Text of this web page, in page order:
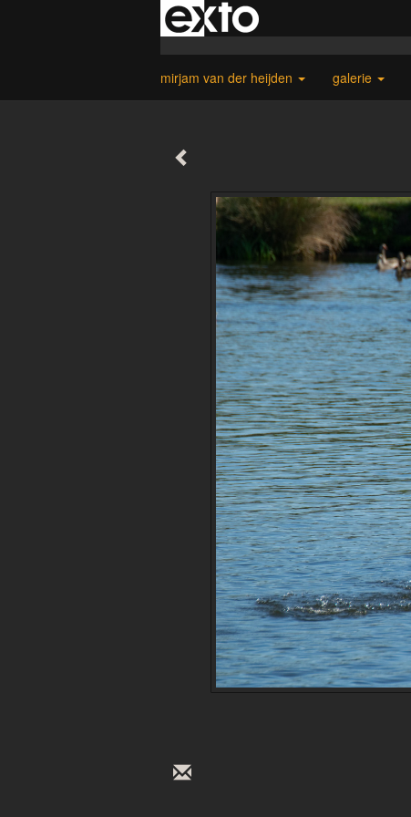
mirjam van der heijden galerie